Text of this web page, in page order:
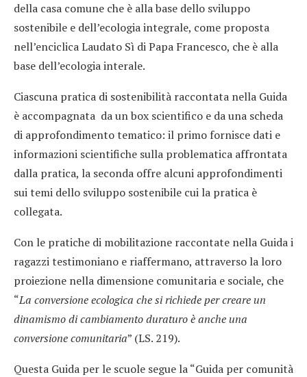
della casa comune che è alla base dello sviluppo
sostenibile e dell’ecologia integrale, come proposta
nell’enciclica Laudato Sì di Papa Francesco, che è alla
base dell’ecologia interale.
Ciascuna pratica di sostenibilità raccontata nella Guida
è accompagnata da un box scientifico e da una scheda
di approfondimento tematico: il primo fornisce dati e
informazioni scientifiche sulla problematica affrontata
dalla pratica, la seconda offre alcuni approfondimenti
sui temi dello sviluppo sostenibile cui la pratica è
collegata.
Con le pratiche di mobilitazione raccontate nella Guida i
ragazzi testimoniano e riaffermano, attraverso la loro
proiezione nella dimensione comunitaria e sociale, che
“La conversione ecologica che si richiede per creare un
dinamismo di cambiamento duraturo è anche una
conversione comunitaria” (LS. 219).
Questa Guida per le scuole segue la “Guida per comunità